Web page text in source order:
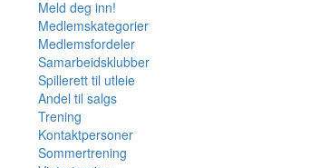
Meld deg inn!
Medlemskategorier
Medlemsfordeler
Samarbeidsklubber
Spillerett til utleie
Andel til salgs
Trening
Kontaktpersoner
Sommertrening